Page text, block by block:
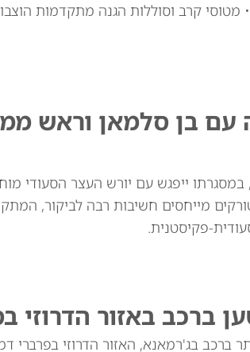
• מטוסי קרב וסוללות הגנה מתקדמות הוצבו
עם בן סלמאן וראש
במסגרתו ייפגש עם יורש העצר הסעודי
מייחסים חשיבות רבה לביקור,
פקיסטנית.